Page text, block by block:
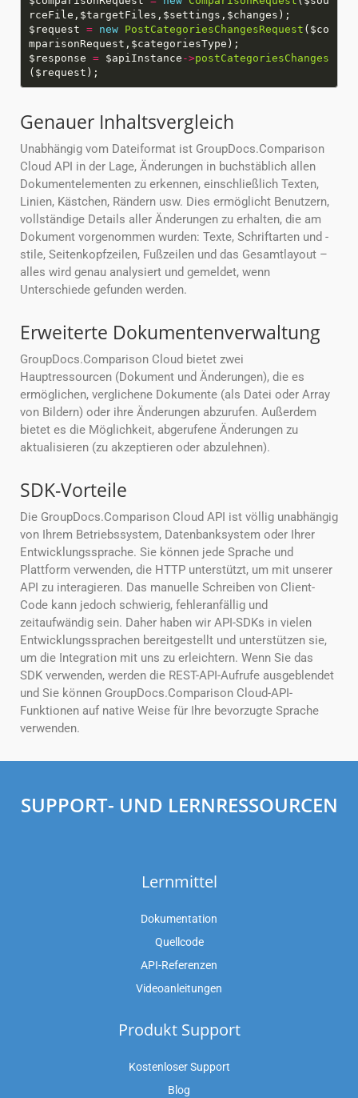
$request = new PostCategoriesChangesRequest ($co
$response =$apiInstance ->postCategoriesChanges
Genauer Inhaltsvergleich
Unabhängig vom Dateiformat ist GroupDocs.Comparison
Cloud API in der Lage, Änderungen in buchstäblich allen
Dokumentelementen zu erkennen, einschließlich Texten,
Linien, Kästchen, Rändern usw. Dies ermöglicht Benutzern,
vollständige Details aller Änderungen zu erhalten, die am
Dokument vorgenommen wurden: Texte, Schriftarten und -
stile, Seitenkopfzeilen, Fußzeilen und das Gesamtlayout –
alles wird genau analysiert und gemeldet, wenn
Unterschiede gefunden werden.
Erweiterte Dokumentenverwaltung
GroupDocs.Comparison Cloud bietet zwei
Hauptressourcen (Dokument und Änderungen), die es
ermöglichen, verglichene Dokumente (als Datei oder Array
von Bildern) oder ihre Änderungen abzurufen. Außerdem
bietet es die Möglichkeit, abgerufene Änderungen zu
aktualisieren (zu akzeptieren oder abzulehnen).
SDK-Vorteile
Die GroupDocs.Comparison Cloud API ist völlig unabhängig
von Ihrem Betriebssystem, Datenbanksystem oder Ihrer
Entwicklungssprache. Sie können jede Sprache und
Plattform verwenden, die HTTP unterstützt, um mit unserer
API zu interagieren. Das manuelle Schreiben von Client-
Code kann jedoch schwierig, fehleranfällig und
zeitaufwändig sein. Daher haben wir API-SDKs in vielen
Entwicklungssprachen bereitgestellt und unterstützen sie,
um die Integration mit uns zu erleichtern. Wenn Sie das
SDK verwenden, werden die REST-API-Aufrufe ausgeblendet
und Sie können GroupDocs.Comparison Cloud-API-
Funktionen auf native Weise für Ihre bevorzugte Sprache
verwenden.
SUPPORT- UND LERNRESSOURCEN
Lernmittel
Dokumentation
Quellcode
API-Referenzen
Videoanleitungen
Produkt Support
Kostenloser Support
Blog